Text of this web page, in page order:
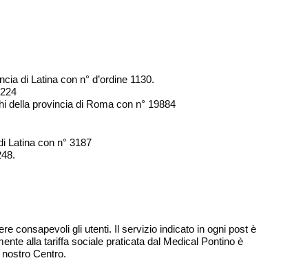
di Latina con n° d’ordine 1130.
della provincia di Roma con n° 19884
Latina con n° 3187
consapevoli gli utenti. Il servizio indicato in ogni post è
alla tariffa sociale praticata dal Medical Pontino è
Centro.